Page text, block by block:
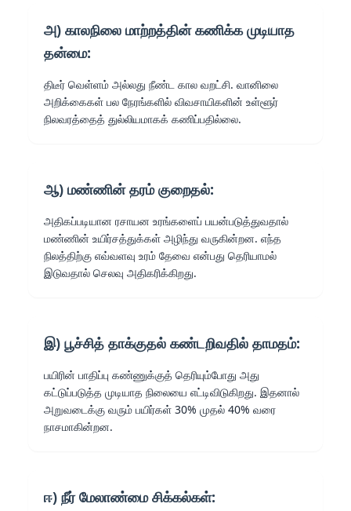
அ) காலநிலை மாற்றத்தின் கணிக்க முடியாத
தன்மை:
திடீர் வெள்ளம் அல்லது நீண்ட கால வறட்சி. வானிலை
அறிக்கைகள் பல நேரங்களில் விவசாயிகளின் உள்ளூர்
நிலவரத்தைத் துல்லியமாகக் கணிப்பதில்லை.
ஆ) மண்ணின் தரம் குறைதல்:
அதிகப்படியான ரசாயன உரங்களைப் பயன்படுத்துவதால்
மண்ணின் உயிர்சத்துக்கள் அழிந்து வருகின்றன. எந்த
நிலத்திற்கு எவ்வளவு உரம் தேவை என்பது தெரியாமல்
இடுவதால் செலவு அதிகரிக்கிறது.
இ) பூச்சித் தாக்குதல் கண்டறிவதில் தாமதம்:
பயிரின் பாதிப்பு கண்ணுக்குத் தெரியும்போது அது
கட்டுப்படுத்த முடியாத நிலையை எட்டிவிடுகிறது. இதனால்
அறுவடைக்கு வரும் பயிர்கள் 30% முதல் 40% வரை
நாசமாகின்றன.
ஈ) நீர் மேலாண்மை சிக்கல்கள்: